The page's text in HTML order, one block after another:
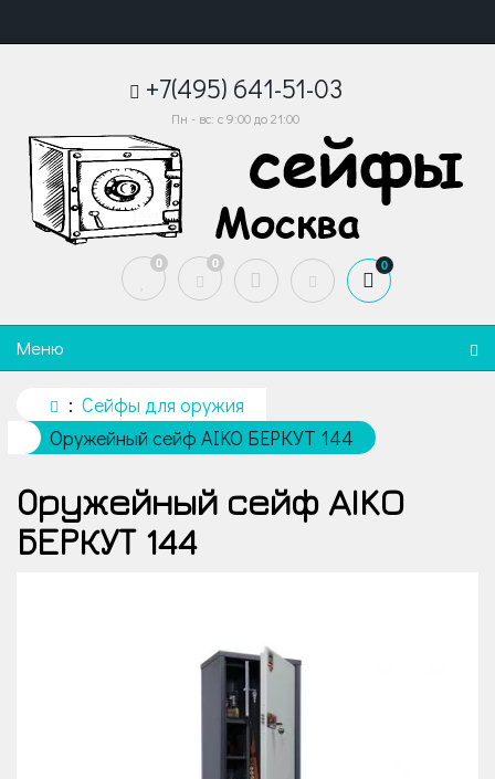
+7(495) 641-51-03
Пн - вс: с 9:00 до 21:00
0 0 0
Меню
Сейфы для оружия
Оружейный сейф AIKO БЕРКУТ 144
Оружейный сейф AIKO
БЕРКУТ 144